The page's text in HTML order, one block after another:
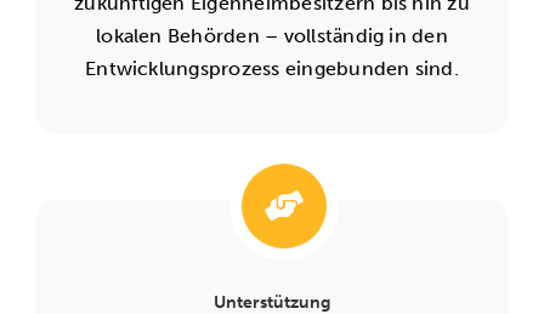
lokalen Behörden – vollständig in den
Entwicklungsprozess eingebunden sind.
Unterstützung